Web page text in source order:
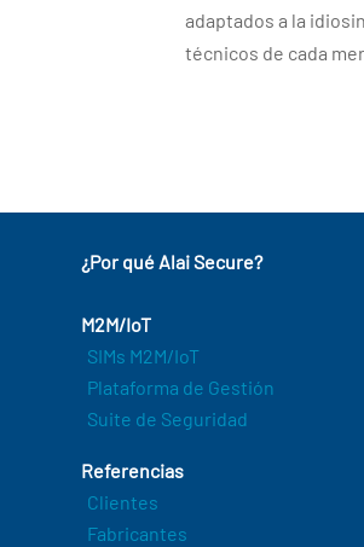
adaptados a la
técnicos de cada
¿Por qué Alai Secure?
M2M/IoT
SIMs M2M/IoT
Plataforma de Gestión
Suite de Seguridad
Referencias
Clientes
Fabricantes